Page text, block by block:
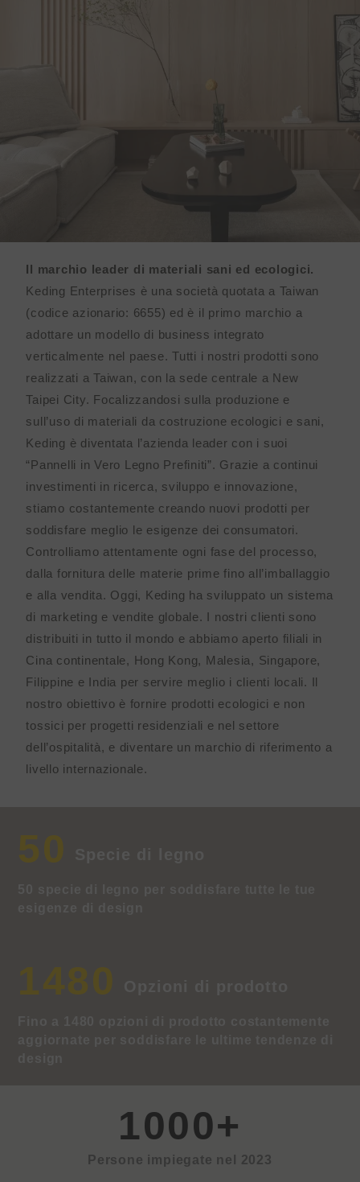
Il marchio leader di materiali sani ed ecologici.
Keding Enterprises è una società quotata a Taiwan
(codice azionario: 6655) ed è il primo marchio a
adottare un modello di business integrato
verticalmente nel paese. Tutti i nostri prodotti sono
realizzati a Taiwan, con la sede centrale a New
Taipei City. Focalizzandosi sulla produzione e
sull’uso di materiali da costruzione ecologici e sani,
Keding è diventata l’azienda leader con i suoi
“Pannelli in Vero Legno Prefiniti”. Grazie a continui
investimenti in ricerca, sviluppo e innovazione,
stiamo costantemente creando nuovi prodotti per
soddisfare meglio le esigenze dei consumatori.
Controlliamo attentamente ogni fase del processo,
dalla fornitura delle materie prime fino all’imballaggio
e alla vendita. Oggi, Keding ha sviluppato un sistema
di marketing e vendite globale. I nostri clienti sono
distribuiti in tutto il mondo e abbiamo aperto filiali in
Cina continentale, Hong Kong, Malesia, Singapore,
Filippine e India per servire meglio i clienti locali. Il
nostro obiettivo è fornire prodotti ecologici e non
tossici per progetti residenziali e nel settore
dell’ospitalità, e diventare un marchio di riferimento a
livello internazionale.
50
1480
Persone impiegate nel 2023
1000+